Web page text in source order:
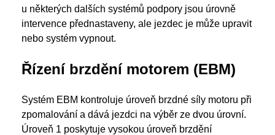
u některých dalších systémů podpory jsou úrovně
intervence přednastaveny, ale jezdec je může upravit
nebo systém vypnout.
Řízení brzdění motorem (EBM)
Systém EBM kontroluje úroveň brzdné síly motoru při
zpomalování a dává jezdci na výběr ze dvou úrovní.
Úroveň 1 poskytuje vysokou úroveň brzdění